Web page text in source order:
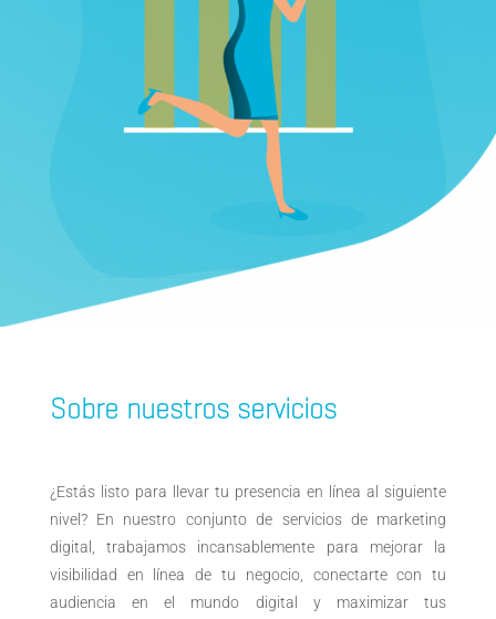
Sobre nuestros servicios
¿Estás listo para llevar tu presencia en línea al siguiente
nivel? En nuestro conjunto de servicios de marketing
digital, trabajamos incansablemente para mejorar la
visibilidad en línea de tu negocio, conectarte con tu
audiencia en el mundo digital y maximizar tus